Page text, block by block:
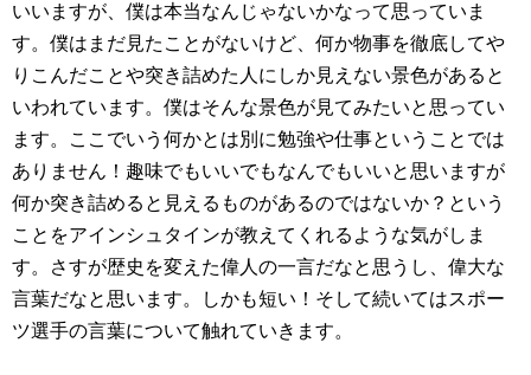
いいますが、僕は本当なんじゃないかなって思っていま
す。僕はまだ見たことがないけど、何か物事を徹底してや
りこんだことや突き詰めた人にしか見えない景色があると
いわれています。僕はそんな景色が見てみたいと思ってい
ます。ここでいう何かとは別に勉強や仕事ということでは
ありません！趣味でもいいでもなんでもいいと思いますが
何か突き詰めると見えるものがあるのではないか？という
ことをアインシュタインが教えてくれるような気がしま
す。さすが歴史を変えた偉人の一言だなと思うし、偉大な
言葉だなと思います。しかも短い！そして続いてはスポー
ツ選手の言葉について触れていきます。